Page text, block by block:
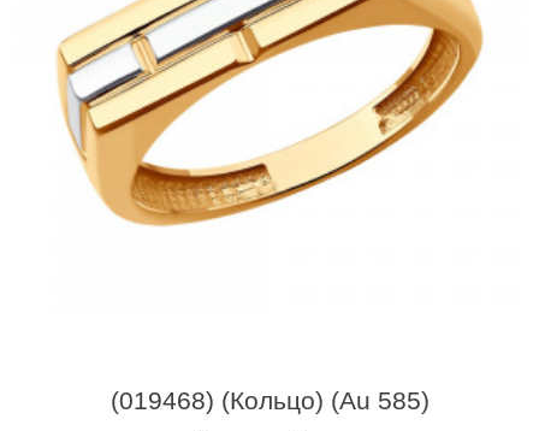
(019468) (Кольцо) (Au 585)